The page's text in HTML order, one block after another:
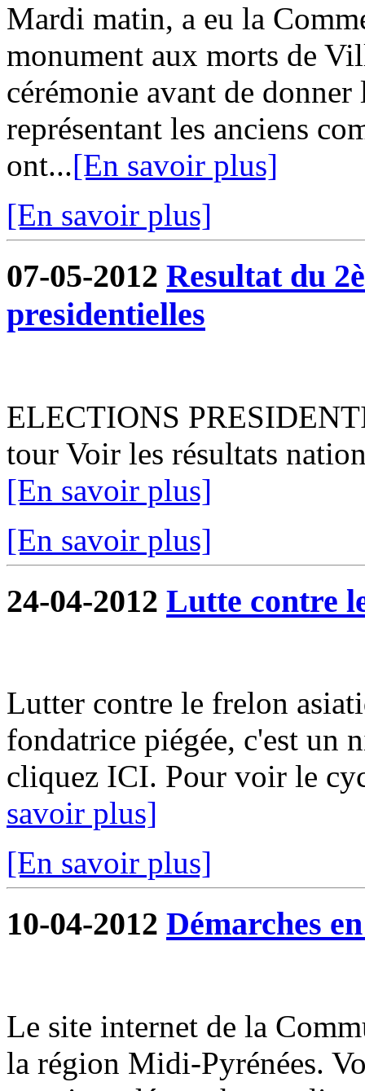
Mardi matin, a eu la
monument aux morts de
cérémonie avant de
représentant les anciens
ont...[En savoir plus]
[En savoir plus]
07-05-2012 Resultat du
presidentielles
ELECTIONS
tour Voir les résultats
[En savoir plus]
[En savoir plus]
24-04-2012 Lutte contre
Lutter contre le frelon
fondatrice piégée, c'est un
cliquez ICI. Pour voir le
savoir plus]
[En savoir plus]
10-04-2012 Démarches
Le site internet de la
la région Midi-Pyrénées.